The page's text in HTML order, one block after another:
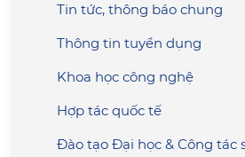
Tin tức, thông báo chung
Thông tin tuyển dụng
Khoa học công nghệ
Hợp tác quốc tế
Đào tạo Đại học & Công tác